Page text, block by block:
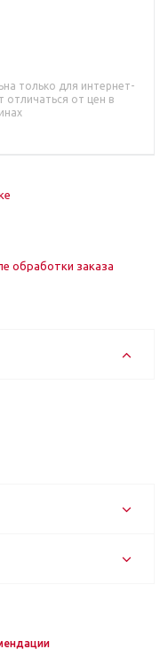
только для интернет-
отличаться от цен в
обработки заказа